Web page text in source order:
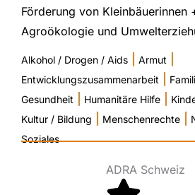
Förderung von Kleinbäuerinnen
Agroökologie und
Alkohol / Drogen / Aids Armut
Entwicklungszusammenarbeit
Gesundheit Humanitäre Hilfe
Kultur / Bildung Menschenrechte
Soziales
ADRA Schweiz